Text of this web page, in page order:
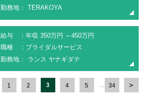
勤務地： TERAKOYA
給与 ：年収 350万円 ～450万円
職種 ：ブライダルサービス
勤務地： ランス ヤナギダテ
1 2 3 4 5 … 34